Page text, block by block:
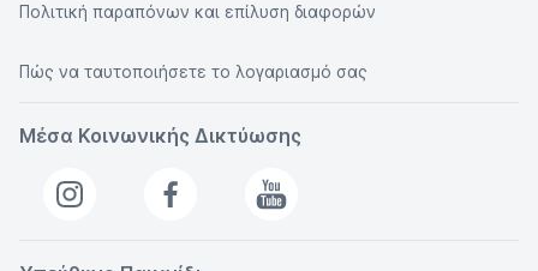
Πολιτική παραπόνων και επίλυση διαφορών
Πώς να ταυτοποιήσετε το λογαριασμό σας
Μέσα Κοινωνικής Δικτύωσης